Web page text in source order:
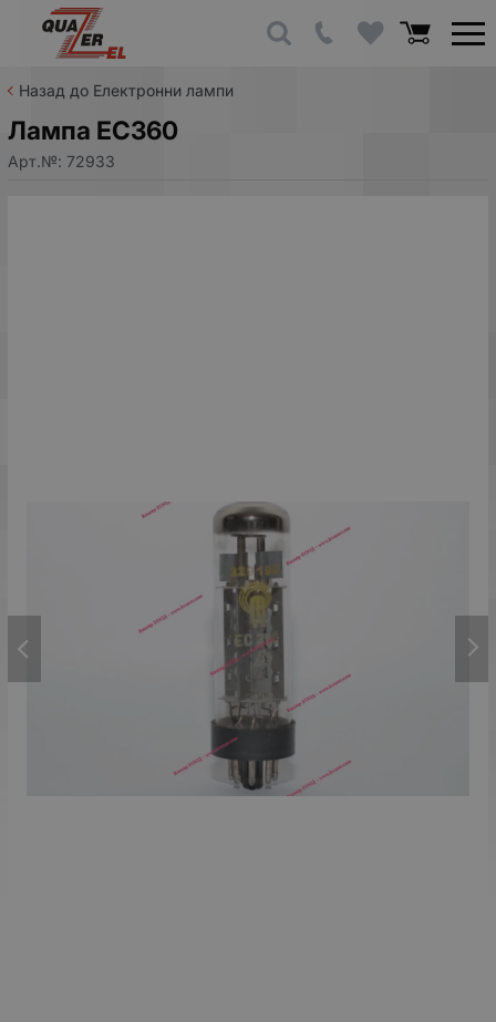
Назад до Електронни лампи
Лампа EC360
Арт.№: 72933